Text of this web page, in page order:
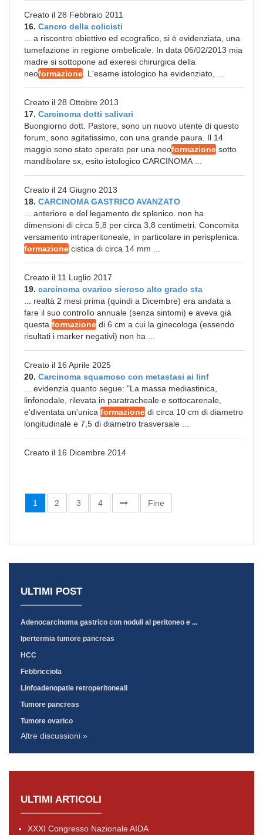
Creato il 28 Febbraio 2011
16. Cancro della colicisti
... a riscontro obiettivo ed ecografico, si è evidenziata, una
tumefazione in regione ombelicale. In data 06/02/2013 mia
madre si sottopone ad exeresi chirurgica della
neoformazione . L'esame istologico ha evidenziato, ...
Creato il 28 Ottobre 2013
17. Carcinoma dotti salivari
Buongiorno dott. Pastore, sono un nuovo utente di questo
forum, sono agitatissimo, con una grande paura. Il 14
maggio sono stato operato per una neoformazione sotto
mandibolare sx, esito istologico CARCINOMA ...
Creato il 24 Giugno 2013
18. CARCINOMA GASTRICO AVANZATO
... anteriore e del legamento dx splenico. non ha
dimensioni di circa 5,8 per circa 3,8 centimetri. Concomita
versamento intraperitoneale, in particolare in perisplenica.
formazione cistica di circa 14 mm ...
Creato il 11 Luglio 2017
19. carcinoma ovarico sieroso alto grado sta
... realtà 2 mesi prima (quindi a Dicembre) era andata a
fare il suo controllo annuale (senza sintomi) e aveva già
questa formazione di 6 cm a cui la ginecologa (essendo
risultati i marker negativi) non ha ...
Creato il 16 Aprile 2025
20. Carcinoma squamoso con metastasi ai linf
... evidenzia quanto segue: "La massa mediastinica,
linfonodale, rilevata in paratracheale e sottocarenale,
e'diventata un'unica formazione di circa 10 cm di diametro
longitudinale e 7,5 di diametro trasversale ...
Creato il 16 Dicembre 2014
1 2 3 4 Fine
ULTIMI POST
Adenocarcinoma gastrico con noduli al peritoneo e ...
Ipertermia tumore pancreas
HCC
Febbricciola
Linfoadenopatie retroperitoneali
Tumore pancreas
Tumore ovarico
Altre discussioni »
ULTIMI ARTICOLI
XXXI Congresso Nazionale AIDA